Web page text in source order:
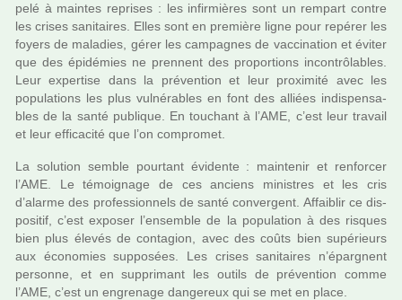
pelé à main­tes repri­ses : les infir­miè­res sont un rem­part contre
les crises sani­tai­res. Elles sont en pre­mière ligne pour repé­rer les
foyers de mala­dies, gérer les cam­pa­gnes de vac­ci­na­tion et éviter
que des épidémies ne pren­nent des pro­por­tions incontrô­la­bles.
Leur exper­tise dans la pré­ven­tion et leur proxi­mité avec les
popu­la­tions les plus vul­né­ra­bles en font des alliées indis­pen­sa­
bles de la santé publi­que. En tou­chant à l’AME, c’est leur tra­vail
et leur effi­ca­cité que l’on com­pro­met.
La solu­tion semble pour­tant évidente : main­te­nir et ren­for­cer
l’AME. Le témoi­gnage de ces anciens minis­tres et les cris
d’alarme des pro­fes­sion­nels de santé conver­gent. Affaiblir ce dis­
po­si­tif, c’est expo­ser l’ensem­ble de la popu­la­tion à des ris­ques
bien plus élevés de conta­gion, avec des coûts bien supé­rieurs
aux économies sup­po­sées. Les crises sani­tai­res n’épargnent
per­sonne, et en sup­pri­mant les outils de pré­ven­tion comme
l’AME, c’est un engre­nage dan­ge­reux qui se met en place.